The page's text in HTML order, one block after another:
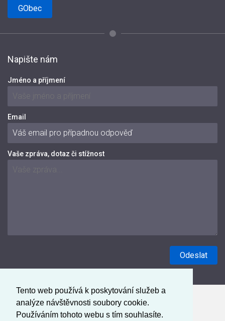
Tento web používá k poskytování služeb a
analýze návštěvnosti soubory cookie.
Používáním tohoto webu s tím souhlasíte.
GObec
Napište nám
Jméno a příjmení
Email
Vaše zpráva, dotaz či stížnost